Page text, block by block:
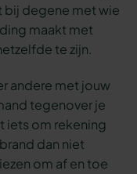
bij degene met wie
maakt met
te zijn.
andere met jouw
tegenover je
iets om rekening
dan niet
om af en toe